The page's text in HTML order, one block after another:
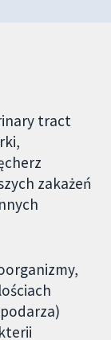
tract
zakażeń